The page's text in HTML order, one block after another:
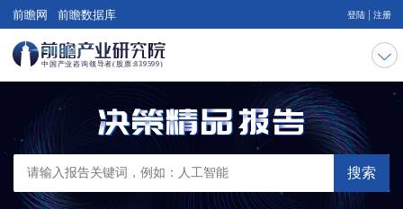
前瞻网 前瞻数据库 登陆 注册
搜索